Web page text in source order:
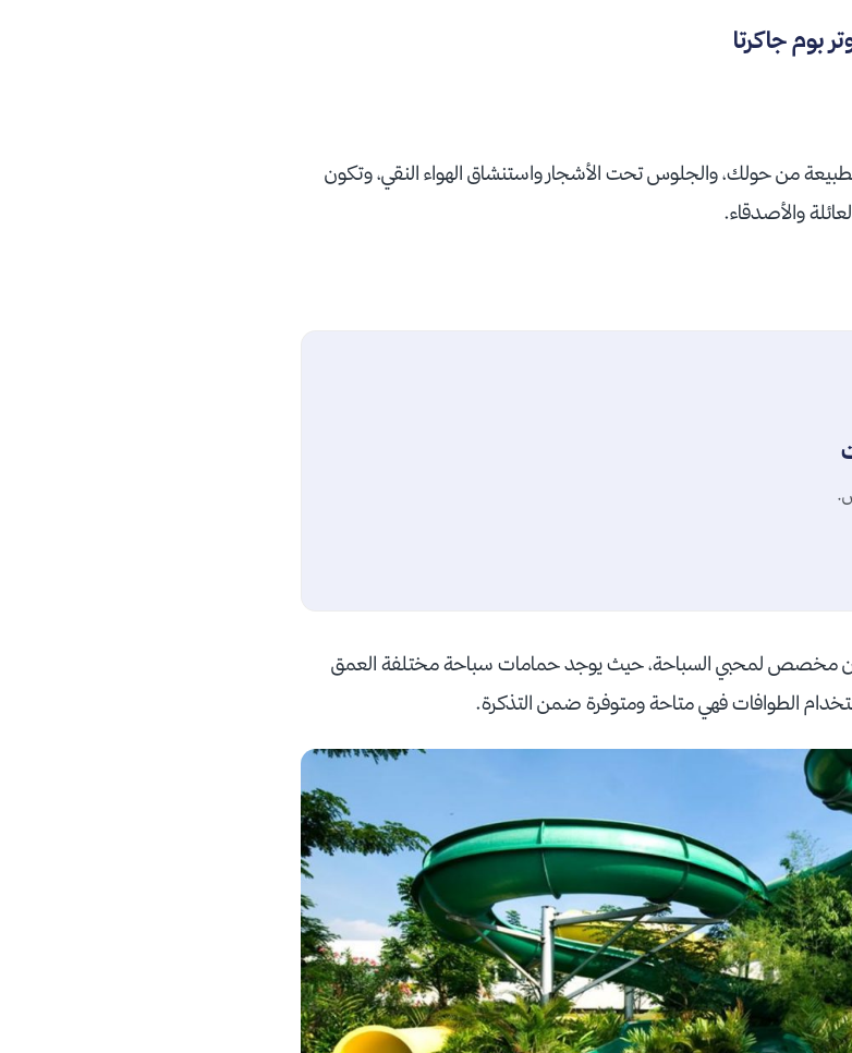
بوم جاكرتا
من حولك، والجلوس تحت الأشجار واستنشاق الهواء النقي، وتكون
والأصدقاء.
مكان مخصص لمحبي السباحة، حيث يوجد حمامات سباحة مختلفة العمق
الطوافات فهي متاحة ومتوفرة ضمن التذكرة.